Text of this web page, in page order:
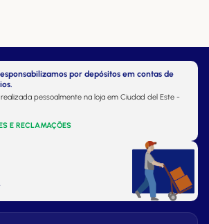
por depósitos em contas de
pessoalmente na loja em Ciudad del Este -
E RECLAMAÇÕES